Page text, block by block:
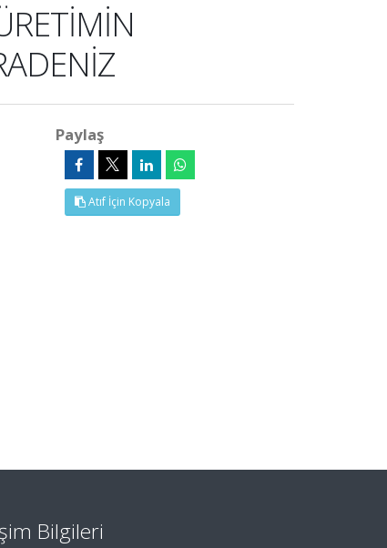
Paylaş
Atıf İçin Kopyala
Bilgileri